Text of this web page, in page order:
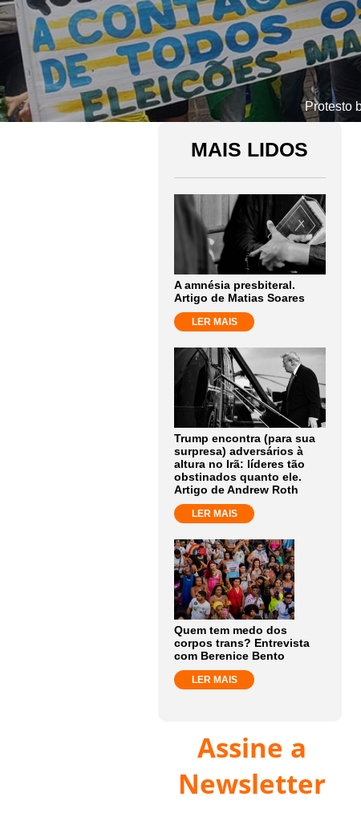
Protesto
MAIS LIDOS
A amnésia presbiteral.
Artigo de Matias Soares
LER MAIS
Trump encontra (para sua
surpresa) adversários à
altura no Irã: líderes tão
obstinados quanto ele.
Artigo de Andrew Roth
LER MAIS
Quem tem medo dos
corpos trans? Entrevista
com Berenice Bento
LER MAIS
Assine a
Newsletter